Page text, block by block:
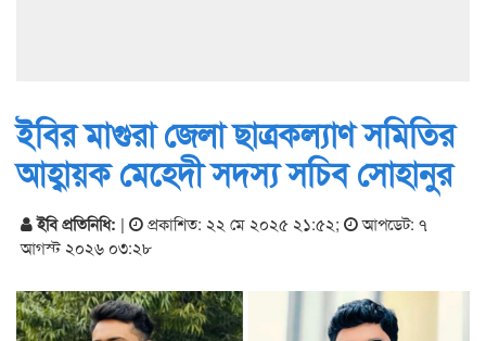
ইবির মাগুরা জেলা ছাত্রকল্যাণ সমিতির
আহ্বায়ক মেহেদী সদস্য সচিব সোহানুর
ইবি প্রতিনিধি: | প্রকাশিত: ২২ মে ২০২৫ ২১:৫২;
আপডেট: ৭
আগস্ট ২০২৬ ০৩:২৮